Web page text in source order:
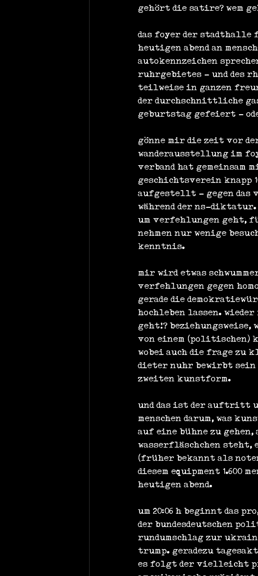
gehört die satire? wem
das foyer der stadthalle
heutigen abend an
autokennzeichen
ruhrgebietes - und des
teilweise in ganzen
der durchschnittliche
geburtstag gefeiert -
gönne mir die zeit vor
wanderausstellung im
verband hat gemeinsam
geschichtsverein
aufgestellt - gegen das
während der ns-
um verfehlungen geht,
nehmen nur wenige
kenntnis.
mir wird etwas
verfehlungen gegen
gerade die
hochleben lassen.
geht!? beziehungsweise,
von einem (politischen)
wobei auch die frage zu
dieter nuhr bewirbt
zweiten kunstform.
und das ist der auftritt
menschen darum, was
auf eine bühne zu
wasserfläschchen
(früher bekannt als
diesem equipment 1.600
heutigen abend.
um 20:06 h beginnt das
der bundesdeutschen
rundumschlag zur
trump. geradezu
es folgt der vielleicht